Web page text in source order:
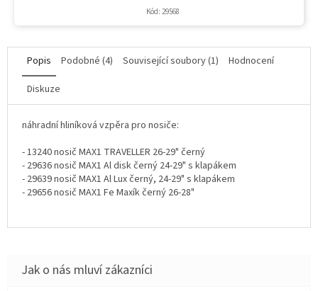
Kód: 29568
Popis Podobné (4) Související soubory (1)
Hodnocení
Diskuze
náhradní hliníková vzpěra pro nosiče:
- 13240 nosič MAX1 TRAVELLER 26-29" černý
- 29636 nosič MAX1 Al disk černý 24-29" s klapákem
- 29639 nosič MAX1 Al Lux černý, 24-29" s klapákem
- 29656 nosič MAX1 Fe Maxík černý 26-28"